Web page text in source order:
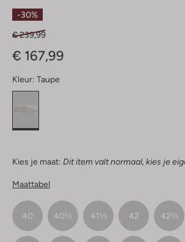
-30%
€ 239,99
€ 167,99
Kleur: Taupe
Kies je maat: Dit item valt normaal, kies je
Maattabel
40 40⅔ 41⅓ 42 42⅔